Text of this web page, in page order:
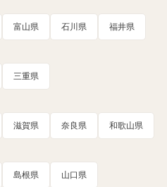
富山県 石川県 福井県
三重県
滋賀県 奈良県 和歌山県
島根県 山口県